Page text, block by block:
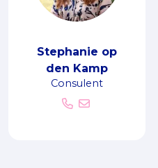
Stephanie op
den Kamp
Consulent